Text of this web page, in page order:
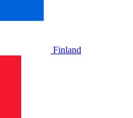
Finland